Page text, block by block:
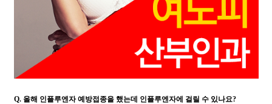
Q. 올해 인플루엔자 예방접종을 했는데 인플루엔자에 걸릴 수 있나요?